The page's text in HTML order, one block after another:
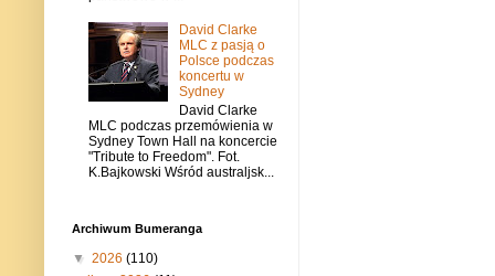
David Clarke
MLC z pasją o
Polsce podczas
koncertu w
Sydney
David Clarke
MLC podczas przemówienia w
Sydney Town Hall na koncercie
"Tribute to Freedom". Fot.
K.Bajkowski Wśród australjsk...
Archiwum Bumeranga
▼ 2026 (110)